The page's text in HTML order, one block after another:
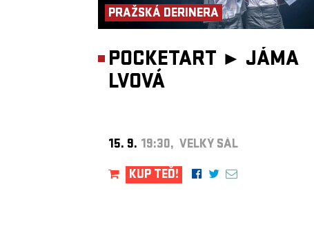
PRAŽSKÁ DERINERA
POCKETART ► JÁMA
LVOVÁ
15. 9. 19:30, VELKÝ SÁL
KUP TEĎ!